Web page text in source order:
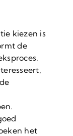
kiezen is
de
het